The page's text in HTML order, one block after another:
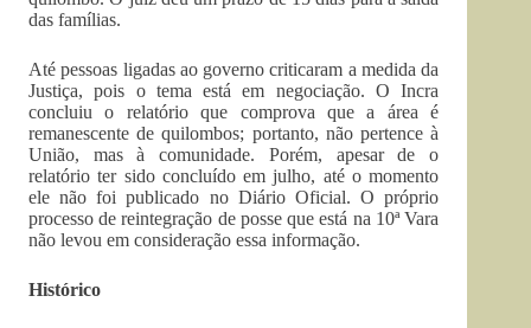
das famílias.
Até pessoas ligadas ao governo criticaram a medida da
Justiça, pois o tema está em negociação. O Incra
concluiu o relatório que comprova que a área é
remanescente de quilombos; portanto, não pertence à
União, mas à comunidade. Porém, apesar de o
relatório ter sido concluído em julho, até o momento
ele não foi publicado no Diário Oficial. O próprio
processo de reintegração de posse que está na 10ª Vara
não levou em consideração essa informação.
Histórico